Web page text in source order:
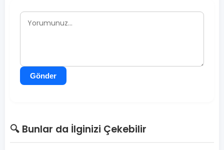
Gönder
🔍 Bunlar da İlginizi Çekebilir